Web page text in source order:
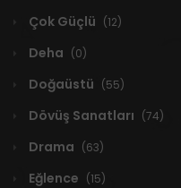
Çok Güçlü (12)
Deha (0)
Doğaüstü (55)
Dövüş Sanatları (74)
Drama (63)
Eğlence (15)